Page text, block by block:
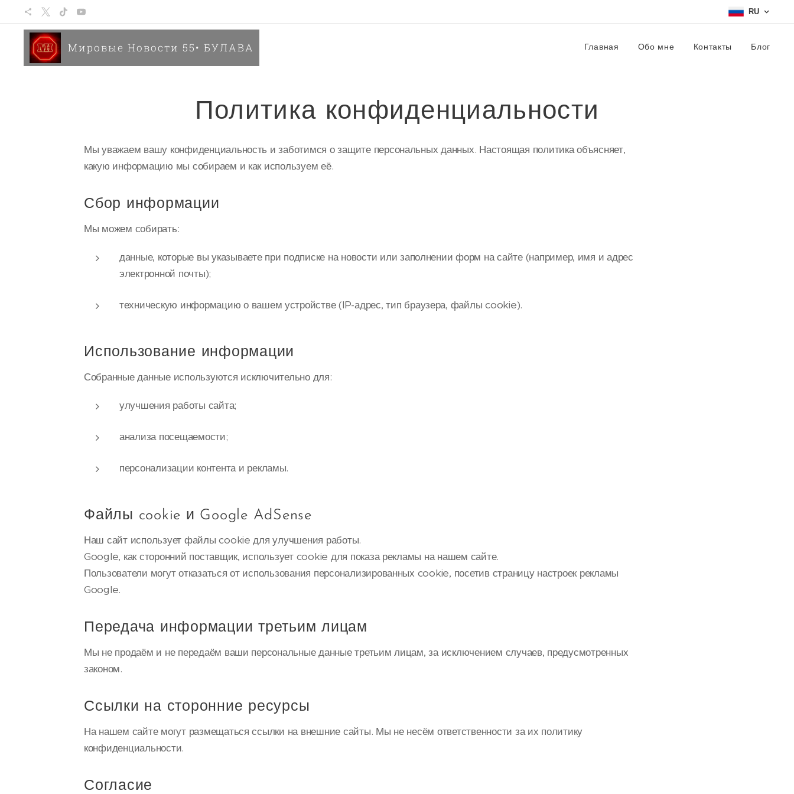
RU
Мировые Новости 55• БУЛАВА Главная Обо мне Контакты Блог
Политика конфиденциальности
Мы уважаем вашу конфиденциальность и заботимся о защите персональных данных. Настоящая политика объясняет,
какую информацию мы собираем и как используем её.
Сбор информации
Мы можем собирать:
данные, которые вы указываете при подписке на новости или заполнении форм на сайте (например, имя и адрес
электронной почты);
техническую информацию о вашем устройстве (IP-адрес, тип браузера, файлы cookie).
Использование информации
Собранные данные используются исключительно для:
улучшения работы сайта;
анализа посещаемости;
персонализации контента и рекламы.
Файлы cookie и Google AdSense
Наш сайт использует файлы cookie для улучшения работы.
Google, как сторонний поставщик, использует cookie для показа рекламы на нашем сайте.
Пользователи могут отказаться от использования персонализированных cookie, посетив страницу настроек рекламы
Google.
Передача информации третьим лицам
Мы не продаём и не передаём ваши персональные данные третьим лицам, за исключением случаев, предусмотренных
законом.
Ссылки на сторонние ресурсы
На нашем сайте могут размещаться ссылки на внешние сайты. Мы не несём ответственности за их политику
конфиденциальности.
Согласие